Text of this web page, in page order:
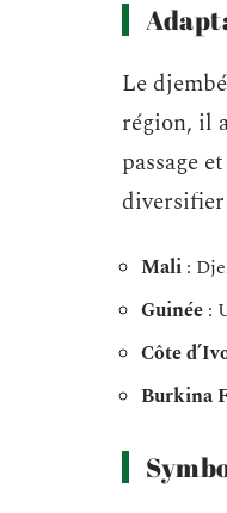
Le
région, il
passage
diversifier
Mali :
Guinée :
Côte
Burkina